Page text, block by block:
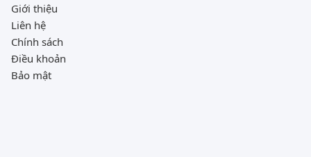
Giới thiệu
Liên hệ
Chính sách
Điều khoản
Bảo mật